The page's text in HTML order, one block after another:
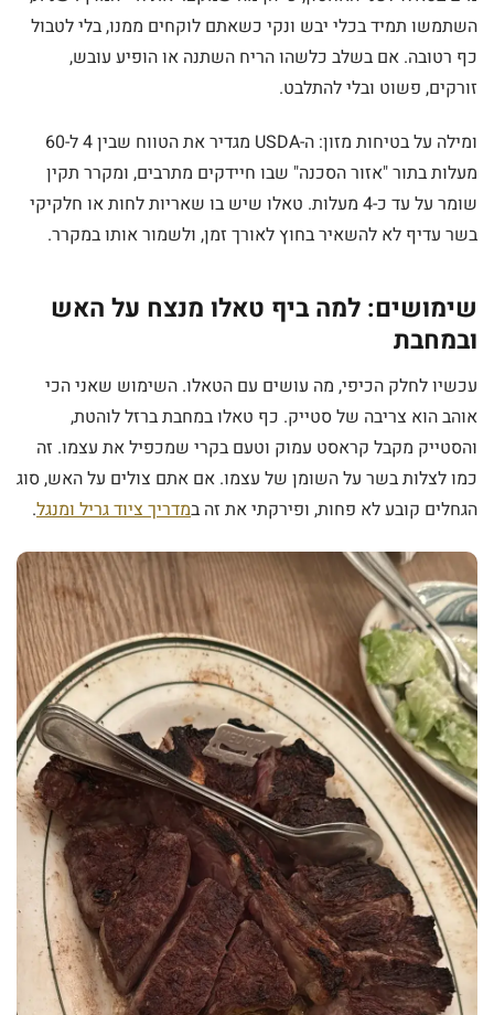
השתמשו תמיד בכלי יבש ונקי כשאתם לוקחים ממנו, בלי לטבול
כף רטובה. אם בשלב כלשהו הריח השתנה או הופיע עובש,
זורקים, פשוט ובלי להתלבט.
ומילה על בטיחות מזון: ה-USDA מגדיר את הטווח שבין 4 ל-60
מעלות בתור "אזור הסכנה" שבו חיידקים מתרבים, ומקרר תקין
שומר על עד כ-4 מעלות. טאלו שיש בו שאריות לחות או חלקיקי
בשר עדיף לא להשאיר בחוץ לאורך זמן, ולשמור אותו במקרר.
שימושים: למה ביף טאלו מנצח על האש
ובמחבת
עכשיו לחלק הכיפי, מה עושים עם הטאלו. השימוש שאני הכי
אוהב הוא צריבה של סטייק. כף טאלו במחבת ברזל לוהטת,
והסטייק מקבל קראסט עמוק וטעם בקרי שמכפיל את עצמו. זה
כמו לצלות בשר על השומן של עצמו. אם אתם צולים על האש, סוג
הגחלים קובע לא פחות, ופירקתי את זה במדריך ציוד גריל ומנגל.